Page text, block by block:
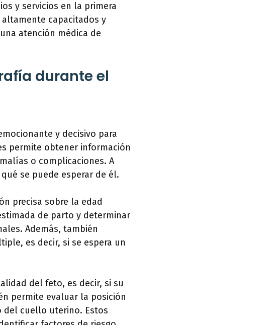
y servicios en la primera
capacitados y
atención médica de
durante el
y decisivo para
permite obtener información
o complicaciones. A
se puede esperar de él.
precisa sobre la edad
de parto y determinar
Además, también
es decir, si se espera un
del feto, es decir, si su
permite evaluar la posición
cuello uterino. Estos